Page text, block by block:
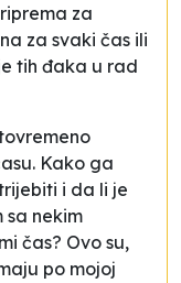
za
za svaki čas ili
tih đaka u rad
Kako ga
i da li je
sa nekim
čas? Ovo su,
po mojoj